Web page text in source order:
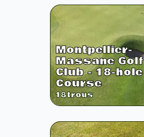
Montpellier-
Massane Golf
Club - 18-hole
Course
18trous